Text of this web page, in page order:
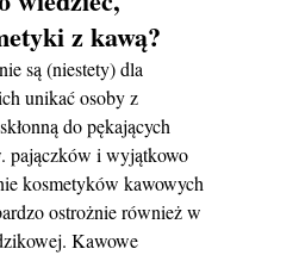
z kawą?
są (niestety) dla
unikać osoby z
do pękających
pajączków i wyjątkowo
kosmetyków kawowych
ostrożnie również w
Kawowe